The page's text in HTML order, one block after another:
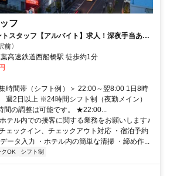
フ
スタッフ【アルバイト】求人！深夜手当あり
る〉
高速鉄道西船橋駅 徒歩約1分
時間帯（シフト例）＞ 22:00～翌8:00 1日8時
週2日以上 ※24時間シフト制（夜勤メイン）
間の調整は可能です。 ★22:00...
テル内での接客に関する業務をお願いします♪
ェックイン、チェックアウト対応 ・宿泊予約
ータ入力 ・ホテル内の簡単な清掃 ・締め作...
クOK シフト制